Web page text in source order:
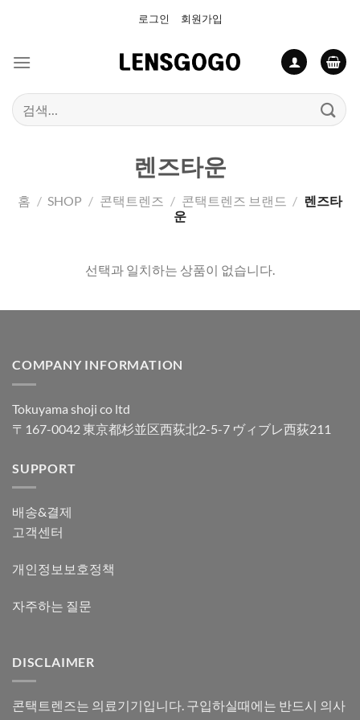
로그인 회원가입
검
색:
렌즈타운
홈 / SHOP / 콘택트렌즈 / 콘택트렌즈 브랜드 / 렌즈타
운
선택과 일치하는 상품이 없습니다.
COMPANY INFORMATION
Tokuyama shoji co ltd
〒167-0042 東京都杉並区西荻北2-5-7 ヴィブレ西荻211
SUPPORT
배송&결제
고객센터
개인정보보호정책
자주하는 질문
DISCLAIMER
콘택트렌즈는 의료기기입니다. 구입하실때에는 반드시 의사